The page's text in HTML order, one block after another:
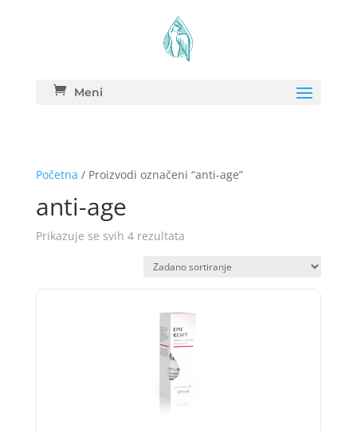
Meni
Početna / Proizvodi označeni “anti-age”
anti-age
Prikazuje se svih 4 rezultata